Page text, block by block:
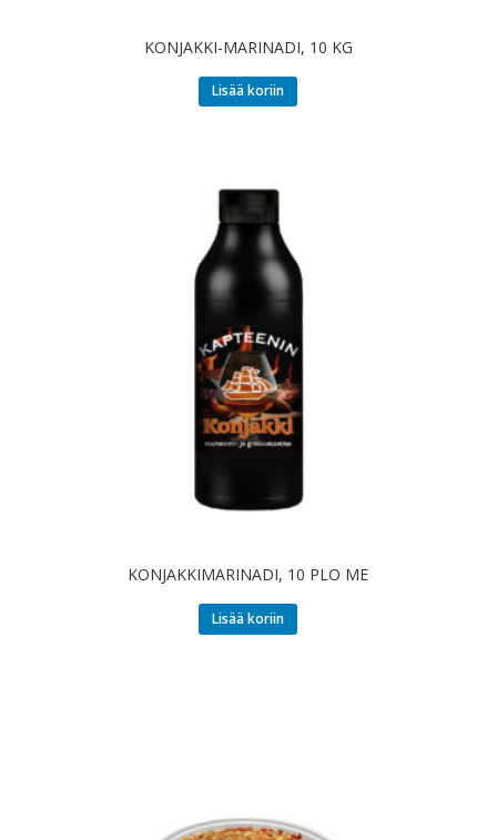
KONJAKKI-MARINADI, 10 KG
Lisää koriin
KONJAKKIMARINADI, 10 PLO ME
Lisää koriin